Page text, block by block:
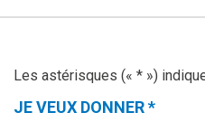
ACTUELLE)
Les astérisques (« * »)
JE VEUX DONNER*